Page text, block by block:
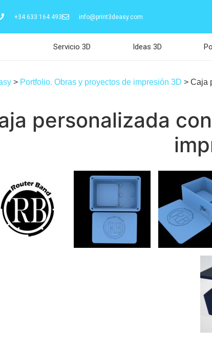
+34 633 164 493 info@print3deasy.com
Servicio 3D Ideas 3D
> Portfolio. Obras y proyectos de impresión 3D > Caja
personalizada